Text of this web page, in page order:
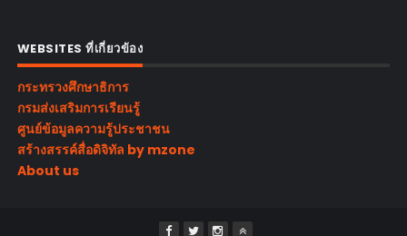
WEBSITES ที่เกี่ยวข้อง
กระทรวงศึกษาธิการ
กรมส่งเสริมการเรียนรู้
ศูนย์ข้อมูลความรู้ประชาชน
สร้างสรรค์สื่อดิจิทัล by mzone
About us